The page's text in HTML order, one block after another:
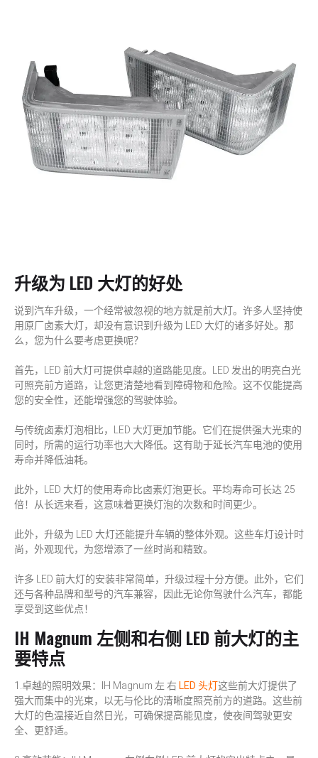
升级为 LED 大灯的好处
说到汽车升级，一个经常被忽视的地方就是前大灯。许多人坚持使
用原厂卤素大灯，却没有意识到升级为 LED 大灯的诸多好处。那
么，您为什么要考虑更换呢？
首先，LED 前大灯可提供卓越的道路能见度。LED 发出的明亮白光
可照亮前方道路，让您更清楚地看到障碍物和危险。这不仅能提高
您的安全性，还能增强您的驾驶体验。
与传统卤素灯泡相比，LED 大灯更加节能。它们在提供强大光束的
同时，所需的运行功率也大大降低。这有助于延长汽车电池的使用
寿命并降低油耗。
此外，LED 大灯的使用寿命比卤素灯泡更长。平均寿命可长达 25
倍！从长远来看，这意味着更换灯泡的次数和时间更少。
此外，升级为 LED 大灯还能提升车辆的整体外观。这些车灯设计时
尚，外观现代，为您增添了一丝时尚和精致。
许多 LED 前大灯的安装非常简单，升级过程十分方便。此外，它们
还与各种品牌和型号的汽车兼容，因此无论你驾驶什么汽车，都能
享受到这些优点！
IH Magnum 左侧和右侧 LED 前大灯的主
要特点
1.卓越的照明效果：IH Magnum 左 右LED 头灯这些前大灯提供了
强大而集中的光束，以无与伦比的清晰度照亮前方的道路。这些前
大灯的色温接近自然日光，可确保提高能见度，使夜间驾驶更安
全、更舒适。